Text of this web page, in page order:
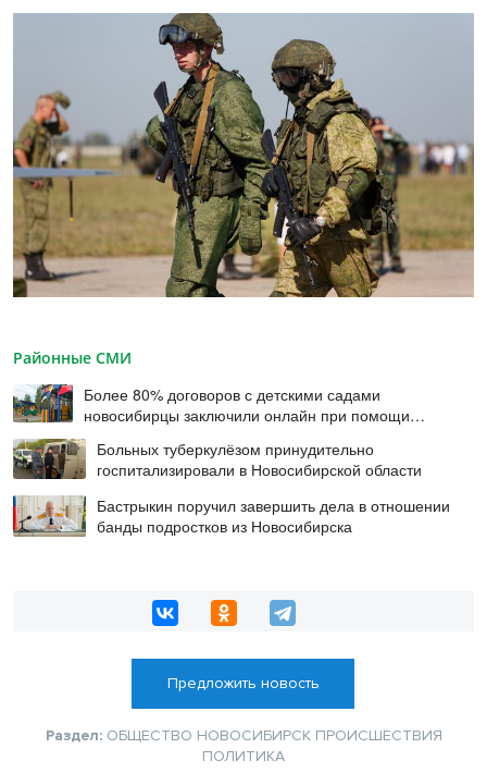
Районные СМИ
Более 80% договоров с детскими садами
новосибирцы заключили онлайн при помощи
цифровой подписи
Больных туберкулёзом принудительно
госпитализировали в Новосибирской области
Бастрыкин поручил завершить дела в отношении
банды подростков из Новосибирска
Предложить новость
Раздел: ОБЩЕСТВО НОВОСИБИРСК ПРОИСШЕСТВИЯ
ПОЛИТИКА